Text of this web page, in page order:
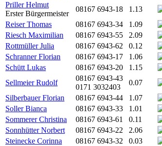
Priller Helmut
Erster Bürgermeister
08167 6943-18 1.13
Reiser Thomas
08167 6943-34 1.09
Riesch Maximilian
08167 6943-55 2.09
Rottmüller Julia
08167 6943-62 0.12
Schranner Florian
08167 6943-17 1.06
Schütt Lukas
08167 6943-20 1.15
Sellmeier Rudolf
08167 6943-43
0171 3032403
0.07
Silberbauer Florian
08167 6943-44 1.07
Soller Bianca
08167 6943-33 1.01
Sommerer Christina
08167 6943-61 0.11
Sonnhütter Norbert
08167 6943-22 2.06
Steinecke Corinna
08167 6943-32 0.03